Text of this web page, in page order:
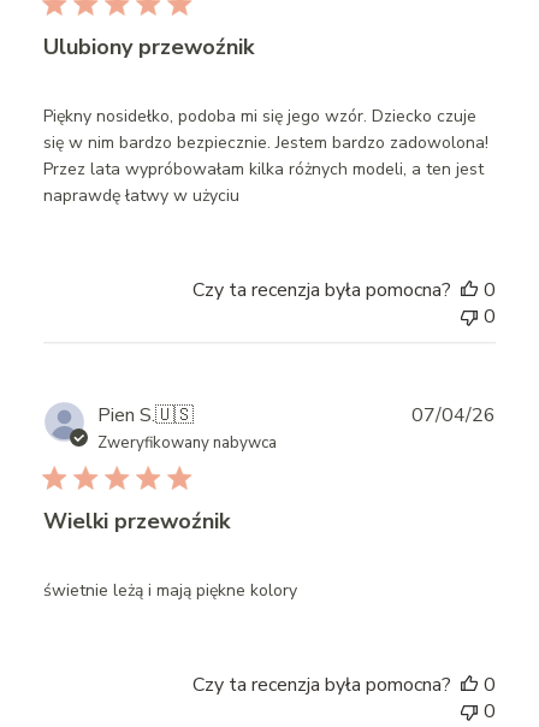
Ulubiony przewoźnik
Piękny nosidełko, podoba mi się jego wzór. Dziecko czuje
się w nim bardzo bezpiecznie. Jestem bardzo zadowolona!
Przez lata wypróbowałam kilka różnych modeli, a ten jest
naprawdę łatwy w użyciu
Czy ta recenzja była pomocna?
0
0
Pien S.🇺🇸
Zweryfikowany nabywca
Wielki przewoźnik
świetnie leżą i mają piękne kolory
07/04/26
Czy ta recenzja była pomocna?
0
0